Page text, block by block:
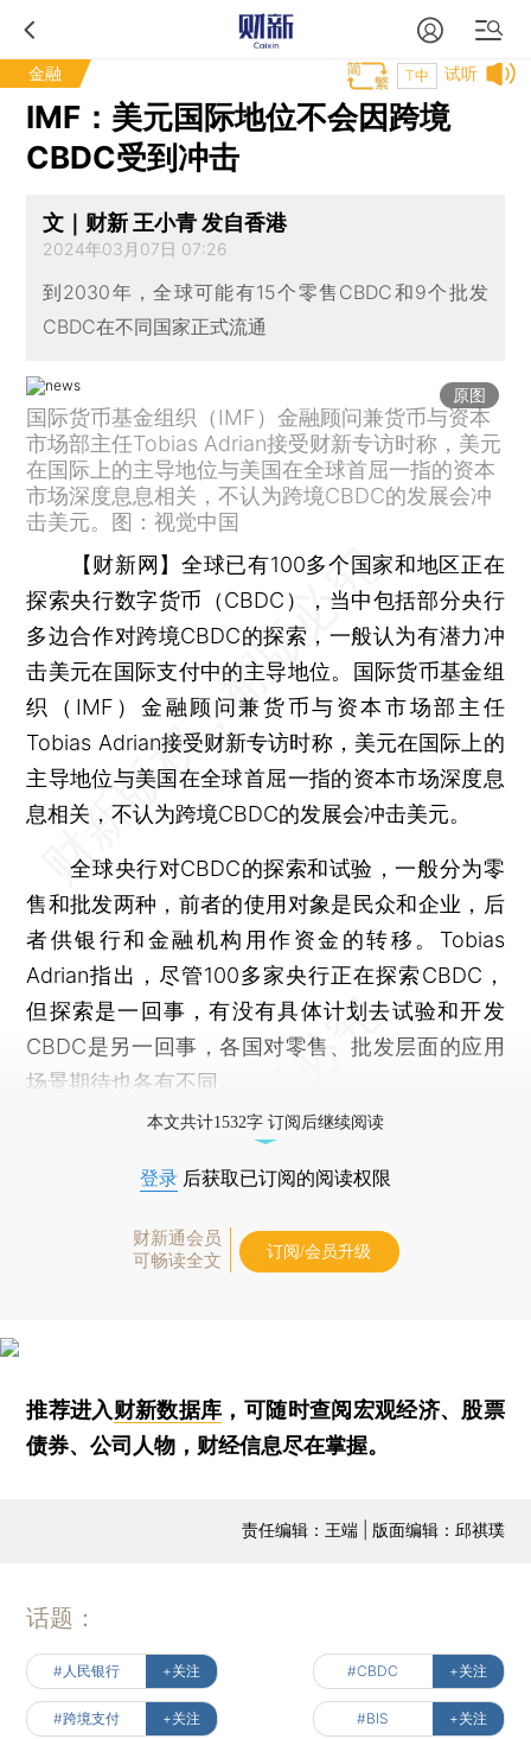
金融 试听
T中
IMF：美元国际地位不会因跨境
CBDC受到冲击
文｜财新 王小青 发自香港
2024年03月07日 07:26
到2030年，全球可能有15个零售CBDC和9个批发
CBDC在不同国家正式流通
原图
国际货币基金组织（IMF）金融顾问兼货币与资本
市场部主任Tobias Adrian接受财新专访时称，美元
在国际上的主导地位与美国在全球首屈一指的资本
市场深度息息相关，不认为跨境CBDC的发展会冲
击美元。图：视觉中国
【财新网】全球已有100多个国家和地区正在
探索央行数字货币（CBDC），当中包括部分央行
多边合作对跨境CBDC的探索，一般认为有潜力冲
击美元在国际支付中的主导地位。国际货币基金组
织（IMF）金融顾问兼货币与资本市场部主任
Tobias Adrian接受财新专访时称，美元在国际上的
主导地位与美国在全球首屈一指的资本市场深度息
息相关，不认为跨境CBDC的发展会冲击美元。
全球央行对CBDC的探索和试验，一般分为零
售和批发两种，前者的使用对象是民众和企业，后
者供银行和金融机构用作资金的转移。Tobias
Adrian指出，尽管100多家央行正在探索CBDC，
但探索是一回事，有没有具体计划去试验和开发
CBDC是另一回事，各国对零售、批发层面的应用
场景期待也各有不同。
本文共计1532字 订阅后继续阅读
登录 后获取已订阅的阅读权限
财新通会员
可畅读全文
订阅/会员升级
推荐进入财新数据库 ，可随时查阅宏观经济、股票
债券、公司人物，财经信息尽在掌握。
责任编辑：王端 | 版面编辑：邱祺璞
话题：
#人民银行 +关注 #CBDC +关注
#跨境支付 +关注 #BIS +关注